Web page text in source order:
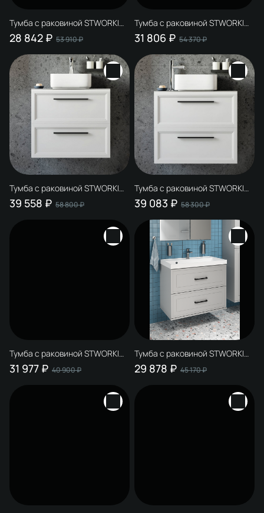
Тумба с раковиной STWORKI
Эстерсунд 60 белая матовая,
простоун беж
28 842 ₽ 53 910 ₽
Тумба с раковиной STWORKI
Эстерсунд 60 белая матовая,
монте тиберио
31 806 ₽ 54 370 ₽
Тумба с раковиной STWORKI
Эстерсунд 75 белая матовая,
монте тиберио
39 558 ₽ 58 800 ₽
Тумба с раковиной STWORKI
Эстерсунд 75 белая матовая,
простоун беж с отверстием
под смеситель в столешнице
39 083 ₽ 58 300 ₽
Тумба с раковиной STWORKI
Хадстен 100 подвесная, белая
31 977 ₽ 40 900 ₽
Тумба с раковиной STWORKI
Хадстен 80 подвесная, серая
29 878 ₽ 45 170 ₽